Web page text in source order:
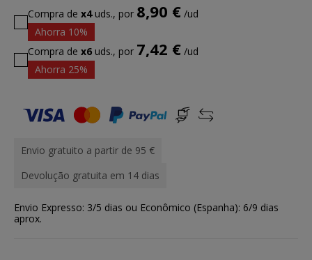
Compra de x4uds., por 8,90 € /ud
Ahorra 10%
Compra de x6 uds., por 7,42 € /ud
Ahorra 25%
Envio gratuito a partir de 95 €
Devolução gratuita em 14 dias
Envio Expresso: 3/5 dias ou Econômico (Espanha): 6/9 dias
aprox.